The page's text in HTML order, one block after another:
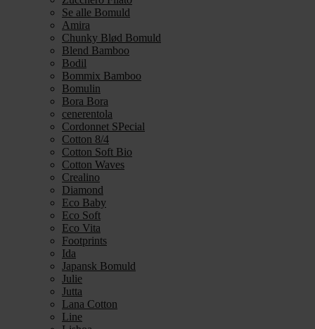
Se alle Bomuld
Amira
Chunky Blød Bomuld
Blend Bamboo
Bodil
Bommix Bamboo
Bomulin
Bora Bora
cenerentola
Cordonnet SPecial
Cotton 8/4
Cotton Soft Bio
Cotton Waves
Crealino
Diamond
Eco Baby
Eco Soft
Eco Vita
Footprints
Ida
Japansk Bomuld
Julie
Jutta
Lana Cotton
Line